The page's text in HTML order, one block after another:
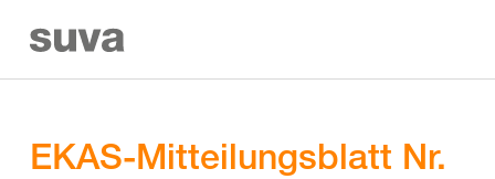
EKAS-Mitteilungsblatt Nr.